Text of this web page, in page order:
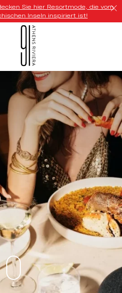
Sie hier Resortmode, die vom
Inseln inspiriert ist!